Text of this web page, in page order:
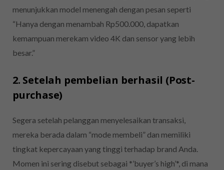
menunjukkan model menengah dengan pesan seperti
“Hanya dengan menambah Rp500.000, dapatkan
kemampuan merekam video 4K dan sensor yang lebih
besar.”
2. Setelah pembelian berhasil (Post-
purchase)
Segera setelah pelanggan menyelesaikan transaksi,
mereka berada dalam “mode membeli” dan memiliki
tingkat kepercayaan yang tinggi terhadap brand Anda.
Momen ini sering disebut sebagai *’buyer’s high’*, di mana